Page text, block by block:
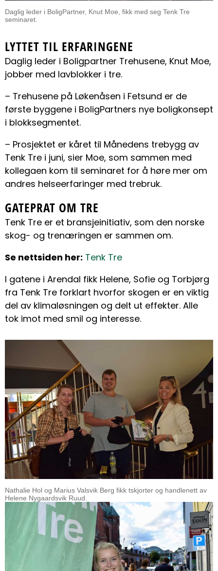
Daglig leder i BoligPartner, Knut Moe, fikk med seg Tenk Tre
seminaret.
LYTTET TIL ERFARINGENE
Daglig leder i Boligpartner Trehusene, Knut Moe,
jobber med lavblokker i tre.
– Trehusene på Løkenåsen i Fetsund er de
første byggene i BoligPartners nye boligkonsept
i blokksegmentet.
– Prosjektet er kåret til Månedens trebygg av
Tenk Tre i juni, sier Moe, som sammen med
kollegaen kom til seminaret for å høre mer om
andres helseerfaringer med trebruk.
GATEPRAT OM TRE
Tenk Tre er et bransjeinitiativ, som den norske
skog- og trenæringen er sammen om.
Se nettsiden her: Tenk Tre
I gatene i Arendal fikk Helene, Sofie og Torbjørg
fra Tenk Tre forklart hvorfor skogen er en viktig
del av klimaløsningen og delt ut effekter. Alle
tok imot med smil og interesse.
Nathalie Hol og Marius Valsvik Berg fikk tskjorter og handlenett av
Helene Nygaardsvik Ruud.